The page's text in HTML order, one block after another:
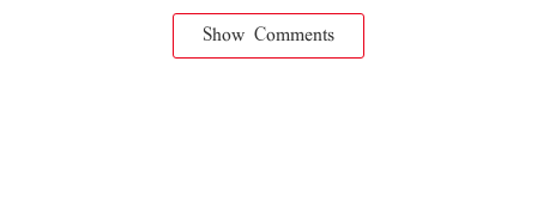
Show Comments